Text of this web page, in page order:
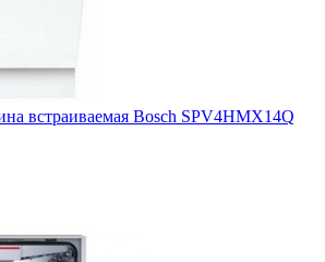
встраиваемая Bosch SPV4HMX14Q